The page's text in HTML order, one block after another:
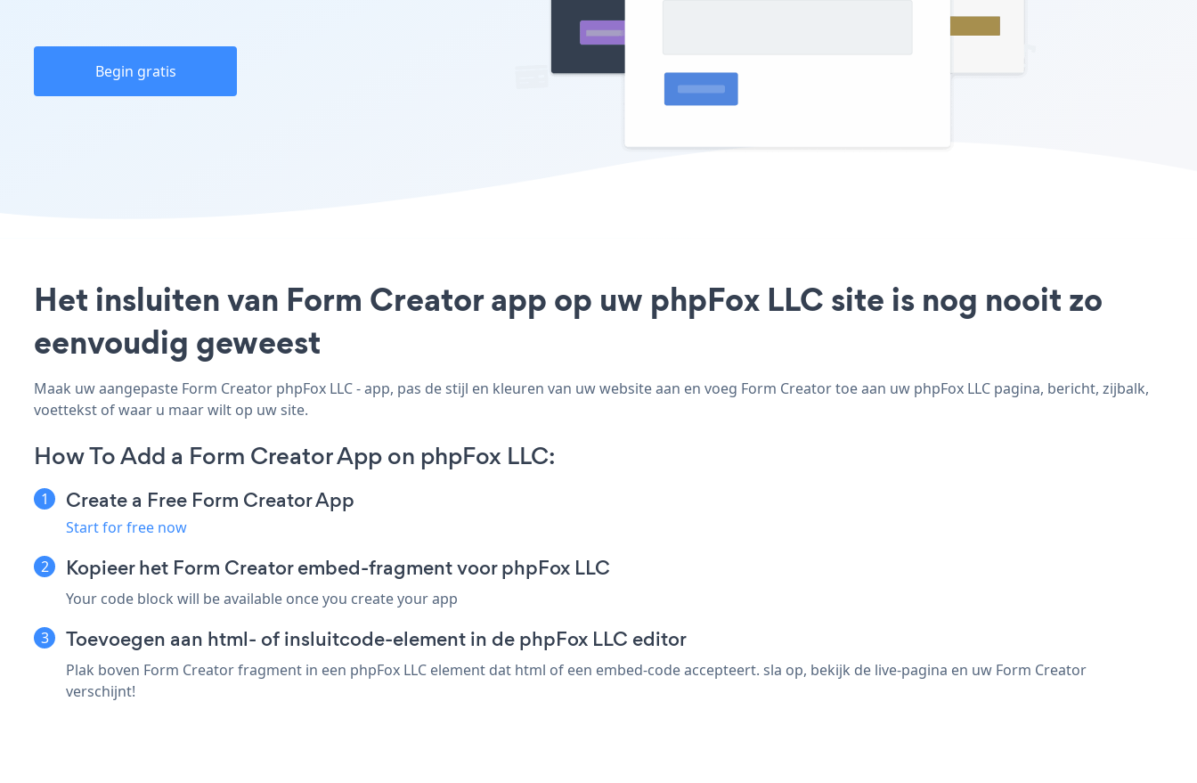
Begin gratis
Het insluiten van Form Creator app op uw phpFox LLC site is nog nooit zo
eenvoudig geweest
Maak uw aangepaste Form Creator phpFox LLC - app, pas de stijl en kleuren van uw website aan en voeg Form Creator toe aan uw phpFox LLC pagina, bericht, zijbalk,
voettekst of waar u maar wilt op uw site.
How To Add a Form Creator App on phpFox LLC:
Create a Free Form Creator App
Start for free now
Kopieer het Form Creator embed-fragment voor phpFox LLC
Your code block will be available once you create your app
Toevoegen aan html- of insluitcode-element in de phpFox LLC editor
Plak boven Form Creator fragment in een phpFox LLC element dat html of een embed-code accepteert. sla op, bekijk de live-pagina en uw Form Creator
verschijnt!